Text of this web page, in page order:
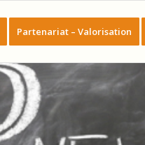
Partenariat – Valorisation